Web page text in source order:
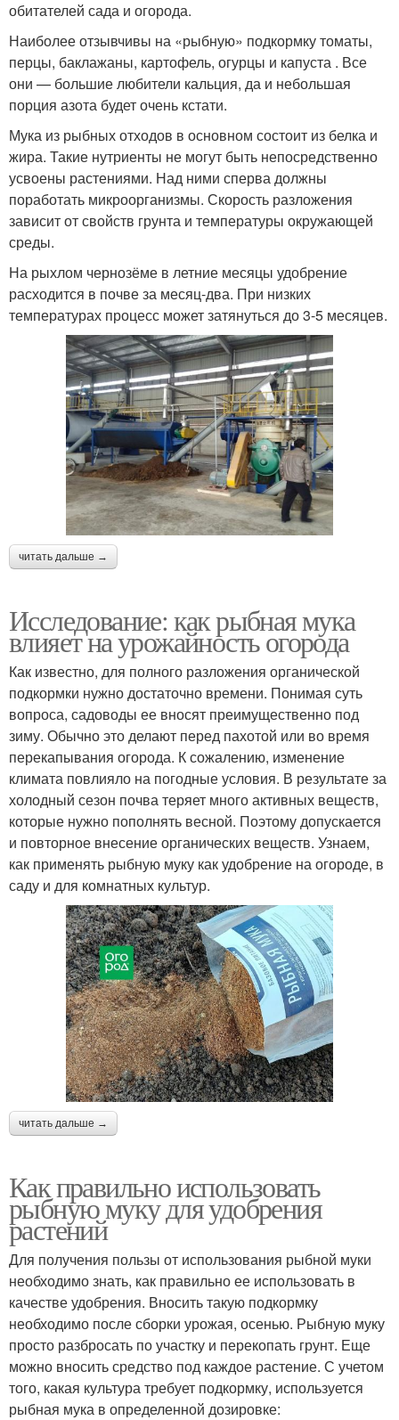
обитателей сада и огорода.
Наиболее отзывчивы на «рыбную» подкормку томаты,
перцы, баклажаны, картофель, огурцы и капуста . Все
они — большие любители кальция, да и небольшая
порция азота будет очень кстати.
Мука из рыбных отходов в основном состоит из белка и
жира. Такие нутриенты не могут быть непосредственно
усвоены растениями. Над ними сперва должны
поработать микроорганизмы. Скорость разложения
зависит от свойств грунта и температуры окружающей
среды.
На рыхлом чернозёме в летние месяцы удобрение
расходится в почве за месяц-два. При низких
температурах процесс может затянуться до 3-5 месяцев.
читать дальше →
Исследование: как рыбная мука
влияет на урожайность огорода
Как известно, для полного разложения органической
подкормки нужно достаточно времени. Понимая суть
вопроса, садоводы ее вносят преимущественно под
зиму. Обычно это делают перед пахотой или во время
перекапывания огорода. К сожалению, изменение
климата повлияло на погодные условия. В результате за
холодный сезон почва теряет много активных веществ,
которые нужно пополнять весной. Поэтому допускается
и повторное внесение органических веществ. Узнаем,
как применять рыбную муку как удобрение на огороде, в
саду и для комнатных культур.
читать дальше →
Как правильно использовать
рыбную муку для удобрения
растений
Для получения пользы от использования рыбной муки
необходимо знать, как правильно ее использовать в
качестве удобрения. Вносить такую подкормку
необходимо после сборки урожая, осенью. Рыбную муку
просто разбросать по участку и перекопать грунт. Еще
можно вносить средство под каждое растение. С учетом
того, какая культура требует подкормку, используется
рыбная мука в определенной дозировке: